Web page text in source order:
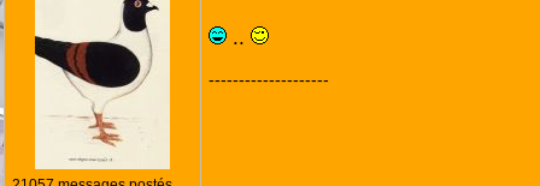
..
--------------------